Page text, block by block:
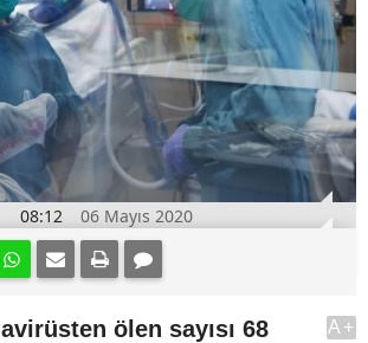
08:12 06 Mayıs 2020
ölen sayısı 68
A+